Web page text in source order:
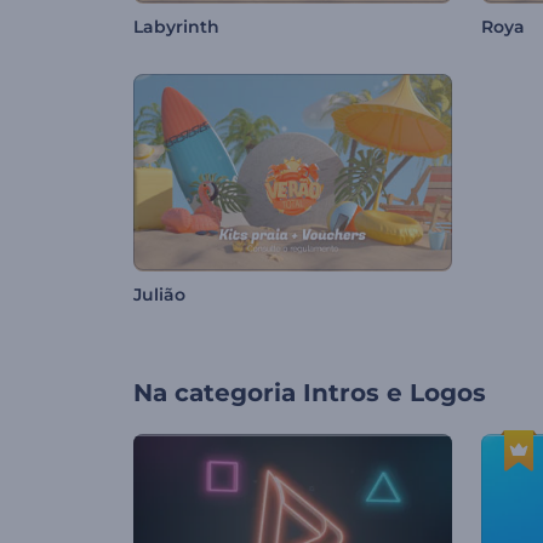
Labyrinth Roya
Julião
Na categoria Intros e Logos